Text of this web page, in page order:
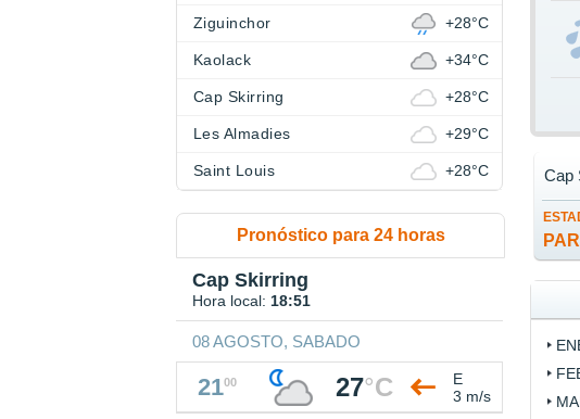
Cap
Ziguinchor +28°C
Kaolack +34°C
Cap Skirring +28°C
Les Almadies +29°C
Saint Louis +28°C
Pronóstico para 24 horas
Cap Skirring
Hora local: 18:51
08 AGOSTO, SABADO
2100 27°C
E
3 m/s